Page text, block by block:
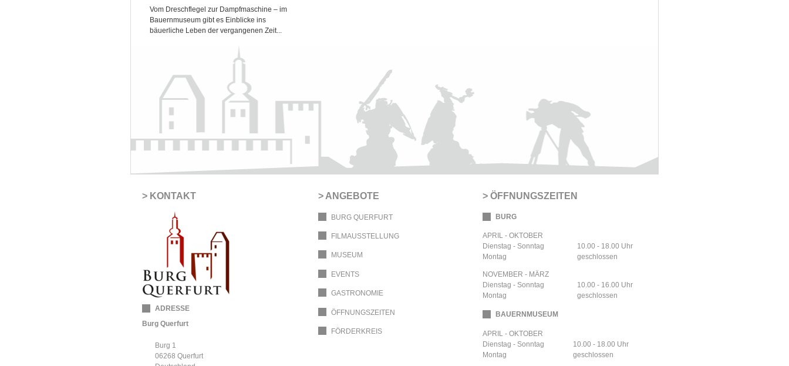
Vom Dreschflegel zur Dampfmaschine – im
Bauernmuseum gibt es Einblicke ins
bäuerliche Leben der vergangenen Zeit...
KONTAKT
ADRESSE
Burg Querfurt
Burg 1
06268 Querfurt
ANGEBOTE
BURG QUERFURT
FILMAUSSTELLUNG
MUSEUM
EVENTS
GASTRONOMIE
ÖFFNUNGSZEITEN
FÖRDERKREIS
ÖFFNUNGSZEITEN
BURG
APRIL - OKTOBER
Dienstag - Sonntag
Montag
10.00 - 18.00 Uhr
geschlossen
NOVEMBER - MÄRZ
Dienstag - Sonntag
Montag
10.00 - 16.00 Uhr
geschlossen
BAUERNMUSEUM
APRIL - OKTOBER
Dienstag - Sonntag
Montag
10.00 - 18.00 Uhr
geschlossen